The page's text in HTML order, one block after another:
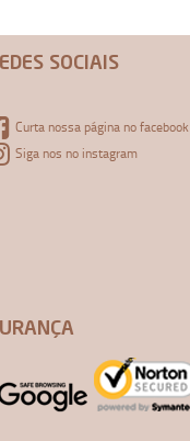
SOCIAIS
Curta nossa página no facebook
Siga nos no instagram